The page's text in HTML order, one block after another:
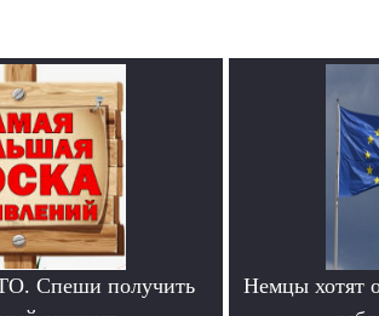
Спеши получить
Немцы хотят